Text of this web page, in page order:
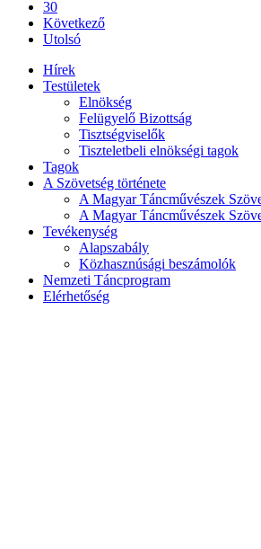
30
Következő
Utolsó
Hírek
Testületek
Elnökség
Felügyelő Bizottság
Tisztségviselők
Tiszteletbeli elnökségi tagok
Tagok
A Szövetség története
A Magyar Táncművészek
A Magyar Táncművészek
Tevékenység
Alapszabály
Közhasznúsági beszámolók
Nemzeti Táncprogram
Elérhetőség